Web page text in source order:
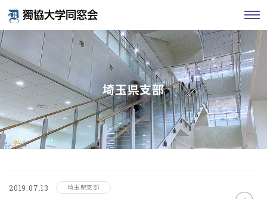
埼玉県支部
2019.07.13 埼玉県支部